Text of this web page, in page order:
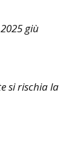
giù
si rischia la